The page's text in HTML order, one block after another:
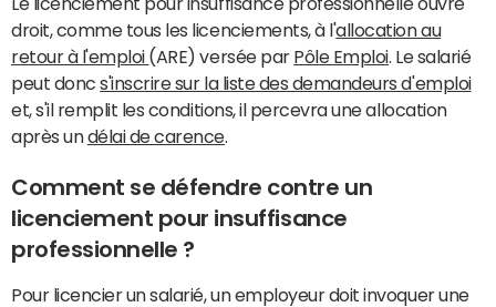
droit, comme tous les licenciements, à l'allocation au
retour à l'emploi (ARE) versée par Pôle Emploi. Le salarié
peut doncs'inscrire sur la liste des demandeurs d'emploi
et, s'il remplit les conditions, il percevra une allocation
après undélai de carence
Comment se défendre contre un
licenciement pour insuffisance
professionnelle ?
Pour licencier un salarié, un employeur doit invoquer une